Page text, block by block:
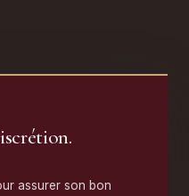
assurer son bon